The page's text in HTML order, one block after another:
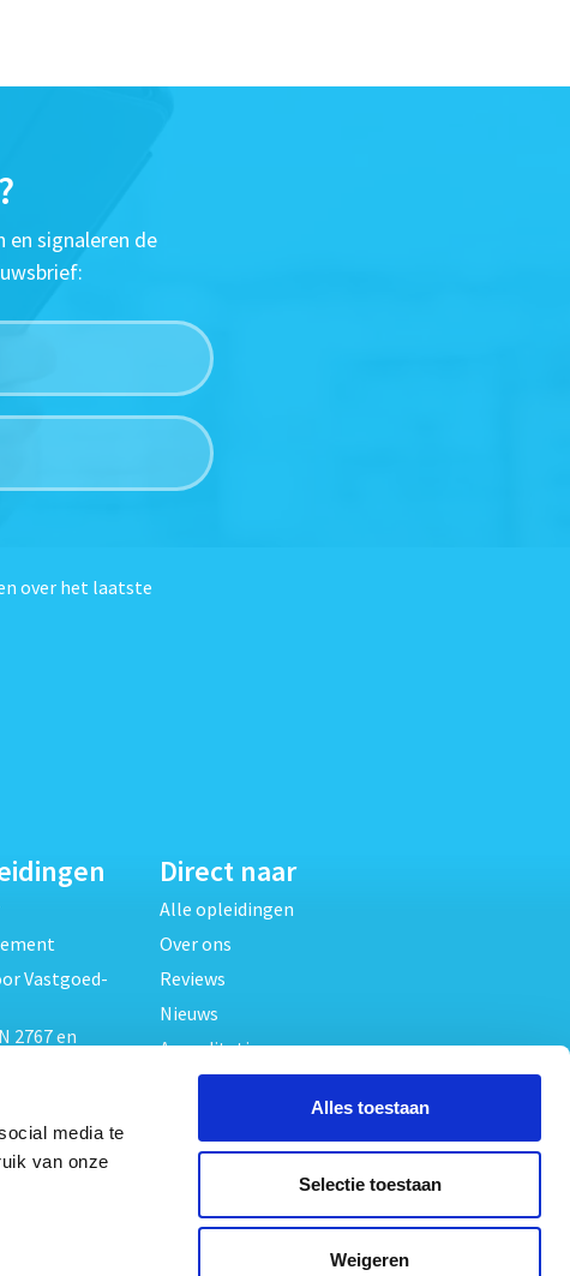
media te
van onze
Alles toestaan
Selectie toestaan
Weigeren
signaleren de
over het laatste
Vastgoed-
2767 en
beheer
Direct naar
Alle opleidingen
Over ons
Reviews
Nieuws
Accreditaties
Algemene voorwaarden
Privacy verklaring